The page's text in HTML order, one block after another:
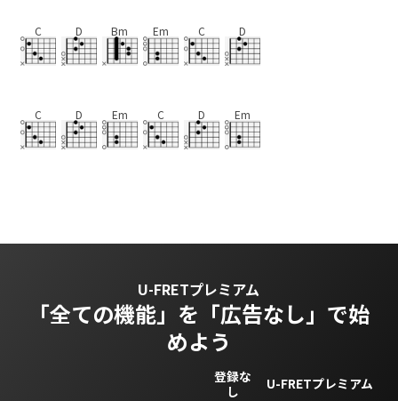
C D Bm Em C D
C D Em C D Em
U-FRETプレミアム
「全ての機能」を 「広告なし」で始
めよう
登録な
し
U-FRETプレミアム